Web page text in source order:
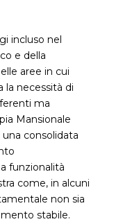
incluso nel
e della
aree in cui
la necessità di
ma
Mansionale
consolidata
funzionalità
come, in alcuni
non sia
stabile.